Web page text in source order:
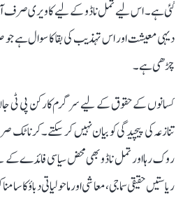
گئی ہے۔ اس لیے تمل ناڈو کے لیے کاویری صرف
دیہی معیشت اور اس تہذیب کی بقا کا سوال ہے
چڑھی ہے۔
کسانوں کے حقوق کے لیے سرگرم کارکن پی ٹی جان
تنازعہ کی پیچیدگی کو بیان نہیں کر سکتے۔
روک رہا اور تمل ناڈو بھی محض سیاسی فائدے کے
ریاستیں حقیقی سماجی، معاشی اور ماحولیاتی دباؤ کا